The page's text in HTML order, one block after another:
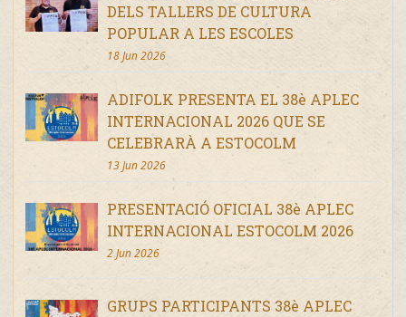
DELS TALLERS DE CULTURA
POPULAR A LES ESCOLES
18 Jun 2026
ADIFOLK PRESENTA EL 38è APLEC
INTERNACIONAL 2026 QUE SE
CELEBRARÀ A ESTOCOLM
13 Jun 2026
PRESENTACIÓ OFICIAL 38è APLEC
INTERNACIONAL ESTOCOLM 2026
2 Jun 2026
GRUPS PARTICIPANTS 38è APLEC